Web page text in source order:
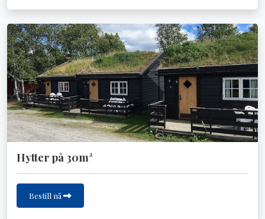
Hytter på 30m²
Bestill nå